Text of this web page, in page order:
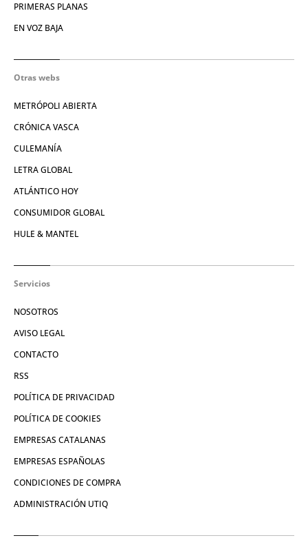
PRIMERAS PLANAS
EN VOZ BAJA
Otras webs
METRÓPOLI ABIERTA
CRÓNICA VASCA
CULEMANÍA
LETRA GLOBAL
ATLÁNTICO HOY
CONSUMIDOR GLOBAL
HULE & MANTEL
Servicios
NOSOTROS
AVISO LEGAL
CONTACTO
RSS
POLÍTICA DE PRIVACIDAD
POLÍTICA DE COOKIES
EMPRESAS CATALANAS
EMPRESAS ESPAÑOLAS
CONDICIONES DE COMPRA
ADMINISTRACIÓN UTIQ